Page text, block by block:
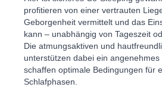
profitieren von einer vertrauten
Geborgenheit vermittelt und das
kann – unabhängig von Tageszeit
Die atmungsaktiven und
unterstützen dabei ein angenehmes
schaffen optimale Bedingungen für
Schlafphasen.